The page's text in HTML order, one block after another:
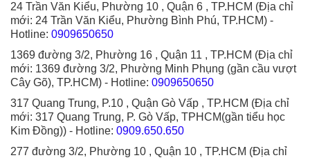
24 Trần Văn Kiểu, Phường 10 , Quận 6 , TP.HCM (Địa chỉ
mới: 24 Trần Văn Kiểu, Phường Bình Phú, TP.HCM) -
Hotline: 0909650650
1369 đường 3/2, Phường 16 , Quận 11 , TP.HCM (Địa chỉ
mới: 1369 đường 3/2, Phường Minh Phụng (gần cầu vượt
Cây Gõ), TP.HCM) - Hotline: 0909650650
317 Quang Trung, P.10 , Quận Gò Vấp , TP.HCM (Địa chỉ
mới: 317 Quang Trung, P. Gò Vấp, TPHCM(gần tiểu học
Kim Đồng)) - Hotline: 0909.650.650
277 đường 3/2, Phường 10 , Quận 10 , TP.HCM (Địa chỉ